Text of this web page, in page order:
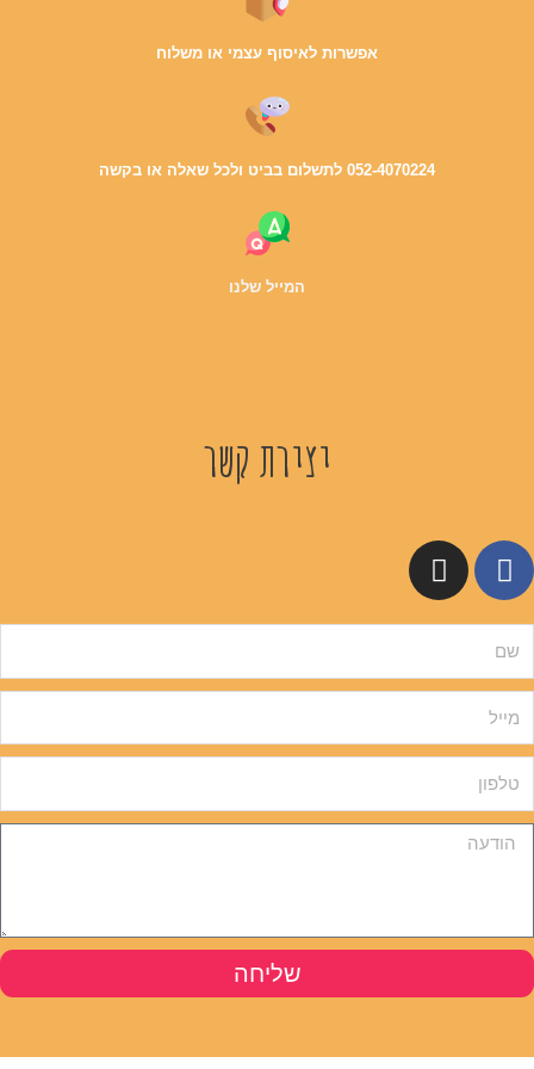
אפשרות לאיסוף עצמי או משלוח
052-4070224 לתשלום בביט ולכל שאלה או בקשה
המייל שלנו
יצירת קשר
שליחה